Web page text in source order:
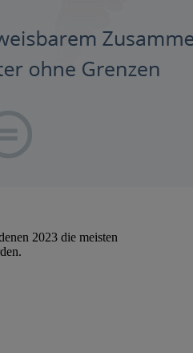
2023 die meisten